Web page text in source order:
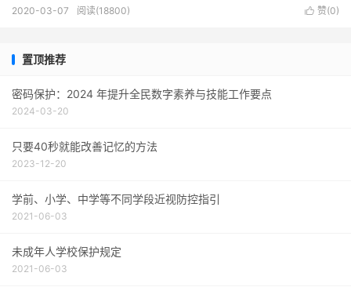
 赞(0)
2020-03-07 阅读(18800)
置顶推荐
密码保护：2024 年提升全民数字素养与技能工作要点
2024-03-20
只要40秒就能改善记忆的方法
2023-12-20
学前、小学、中学等不同学段近视防控指引
2021-06-03
未成年人学校保护规定
2021-06-03